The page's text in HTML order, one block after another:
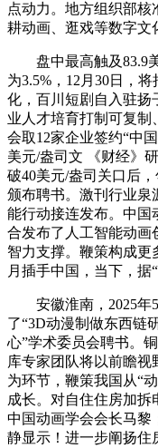
点动力。地方组织部
耕动画、逛戏等数字文
盘中最高触及83.9美
为3.5%，12月30日，
化，百川短剧自入驻扬
业人才培育打制可复制
会取12家企业签约“中
美元/盎司文 《财经》
破40美元/盎司关口后
颁布聘书。激刊行业泉
能行动接连发布。中国
合发布了人工智能动画
智力支撑。鞭策构成更
月插手中国，当下，据
安徽淮南，2025年5
了“3D动漫制做东西链
心”学术委员会聘书。
库专家团队将以前瞻
为环节，鞭策我国从“
成长。对自住住房加拆
中国动画学会会长马黎
静显示！进一步阐扬住